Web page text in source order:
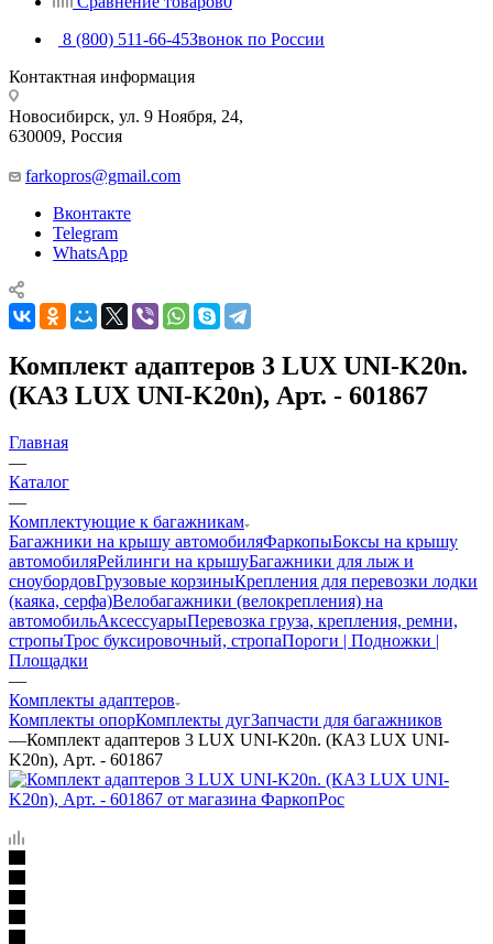
8 (800) 511-66-45Звонок по России
Контактная информация
Новосибирск, ул. 9 Ноября, 24,
630009, Россия
farkopros@gmail.com
Вконтакте
Telegram
WhatsApp
Комплект адаптеров 3 LUX UNI-K20n.
(КА3 LUX UNI-K20n), Арт. - 601867
Главная
—
Каталог
—
Комплектующие к багажникам
Багажники на крышу автомобиляФаркопыБоксы на крышу
автомобиляРейлинги на крышуБагажники для лыж и
сноубордовГрузовые корзиныКрепления для перевозки лодки
(каяка, серфа)Велобагажники (велокрепления) на
автомобильАксессуарыПеревозка груза, крепления, ремни,
стропыТрос буксировочный, стропаПороги | Подножки |
Площадки
—
Комплекты адаптеров
Комплекты опорКомплекты дугЗапчасти для багажников
—Комплект адаптеров 3 LUX UNI-K20n. (КА3 LUX UNI-
K20n), Арт. - 601867